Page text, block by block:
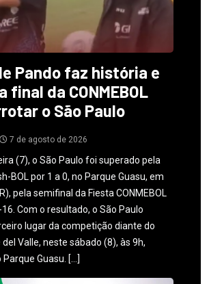
Pando faz história e
final da CONMEBOL
o São Paulo
7 de agosto de 2026
(7), o São Paulo foi superado pela
BOL por 1 a 0, no Parque Guasu, em
pela semifinal da Fiesta CONMEBOL
Com o resultado, o São Paulo
lugar da competição diante do
Valle, neste sábado (8), às 9h,
Guasu. […]